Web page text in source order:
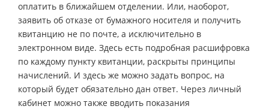
оплатить в ближайшем отделении. Или, наоборот,
заявить об отказе от бумажного носителя и получить
квитанцию не по почте, а исключительно в
электронном виде. Здесь есть подробная расшифровка
по каждому пункту квитанции, раскрыты принципы
начислений. И здесь же можно задать вопрос, на
который будет обязательно дан ответ. Через личный
кабинет можно также вводить показания